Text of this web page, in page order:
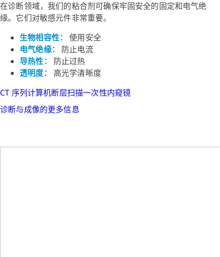
在诊断领域，我们的粘合剂可确保牢固安全的固定和电气绝
缘。它们对敏感元件非常重要。
生物相容性：使用安全
电气绝缘： 防止电流
导热性： 防止过热
透明度： 高光学清晰度
CT 序列计算机断层扫描一次性内窥镜
诊断与成像的更多信息